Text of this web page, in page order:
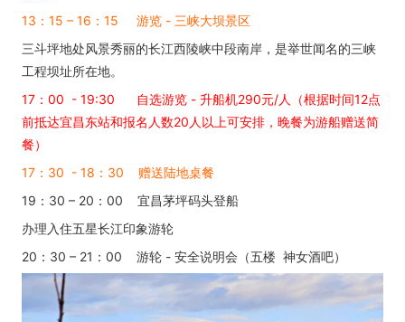
13：15 – 16：15 游览 - 三峡大坝景区
三斗坪地处风景秀丽的长江西陵峡中段南岸，是举世闻名的三峡
工程坝址所在地。
17：00 - 19:30 自选游览 - 升船机290元/人（根据时间12点
前抵达宜昌东站和报名人数20人以上可安排，晚餐为游船赠送简
餐）
17：30 - 18：30 赠送陆地桌餐
19：30 – 20：00 宜昌茅坪码头登船
办理入住五星长江印象游轮
20：30 – 21：00 游轮 - 安全说明会（五楼 神女酒吧）